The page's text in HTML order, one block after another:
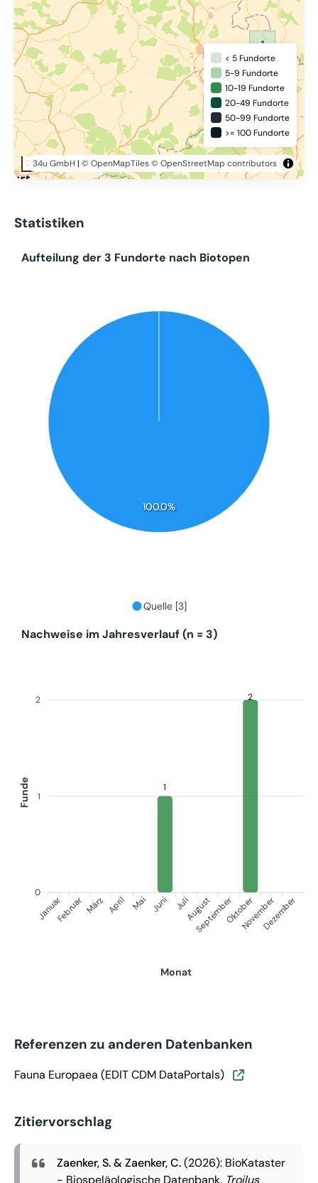
20 km
34u GmbH| © OpenMapTiles© OpenStreetMap contributors
< 5 Fundorte
5-9 Fundorte
10-19 Fundorte
20-49 Fundorte
50-99 Fundorte
>= 100 Fundorte
Statistiken
100.0%
Aufteilung der 3 Fundorte nach Biotopen
Quelle [3]
Nachweise im Jahresverlauf (n = 3)
2
1
0
Funde 1
2
JanuarFebruar März April Mai Juni JuliAugust
SeptemberOktoberNovemberDezember
Monat
Referenzen zu anderen Datenbanken
Fauna Europaea (EDIT CDM DataPortals)
Zitiervorschlag
Zaenker, S. & Zaenker, C.(2026): BioKataster
- Biospeläologische Datenbank. Troilus